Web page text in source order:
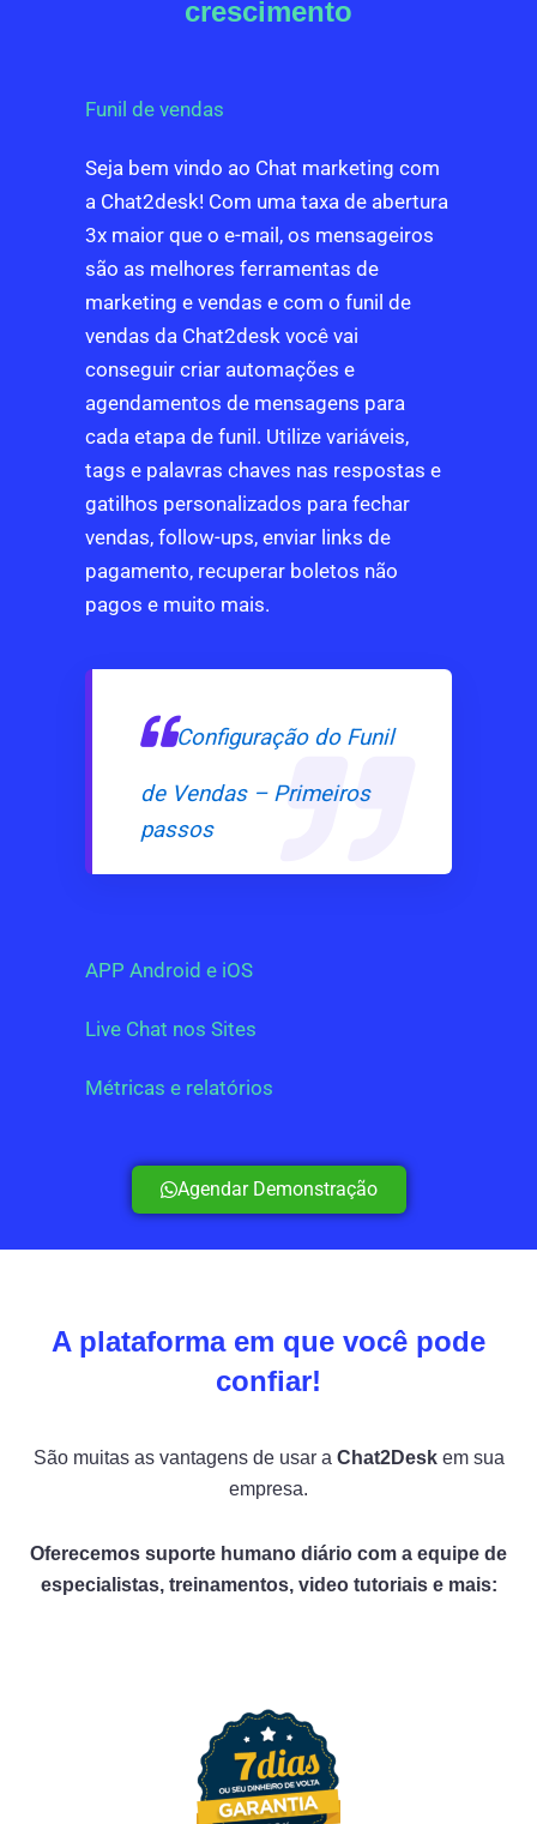
crescimento
Funil de vendas
Seja bem vindo ao Chat marketing com
a Chat2desk! Com uma taxa de abertura
3x maior que o e-mail, os mensageiros
são as melhores ferramentas de
marketing e vendas e com o funil de
vendas da Chat2desk você vai
conseguir criar automações e
agendamentos de mensagens para
cada etapa de funil. Utilize variáveis,
tags e palavras chaves nas respostas e
gatilhos personalizados para fechar
vendas, follow-ups, enviar links de
pagamento, recuperar boletos não
pagos e muito mais.
Configuração do Funil
de Vendas – Primeiros
passos
APP Android e iOS
Live Chat nos Sites
Métricas e relatórios
Agendar Demonstração
A plataforma em que você pode
confiar!
São muitas as vantagens de usar a Chat2Deskem sua
empresa.
Oferecemos suporte humano diário com a equipe de
especialistas, treinamentos, video tutoriaise mais: